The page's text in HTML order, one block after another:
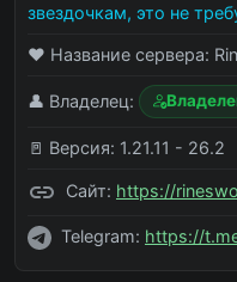
звездочкам, это не
❤️ Название сервера:
👤 Владелец:
🚪 Версия: 1.21.11 - 26.2
Сайт: https://
Telegram: https://